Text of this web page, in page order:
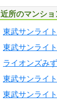
近所のマンシ
東武サンライ
東武サンライ
ライオンズみ
東武サンライ
東武サンライ